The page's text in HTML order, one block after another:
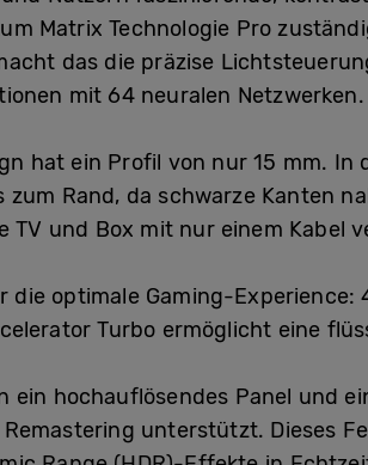
Matrix Technologie Pro
das die präzise
mit 64 neuralen Netzwerken.
hat ein Profil von nur 15 mm.
Rand, da schwarze Kanten
TV und Box mit nur einem Kabel
die optimale Gaming-Experience:
Turbo ermöglicht eine
ein hochauflösendes Panel und
unterstützt. Dieses